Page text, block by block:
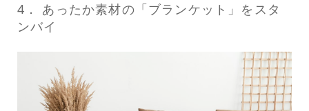
4． あったか素材の「ブランケット」をスタ
ンバイ